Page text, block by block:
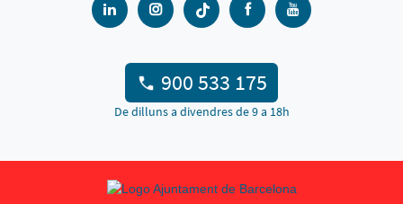
900 533 175
De dilluns a divendres de 9 a 18h